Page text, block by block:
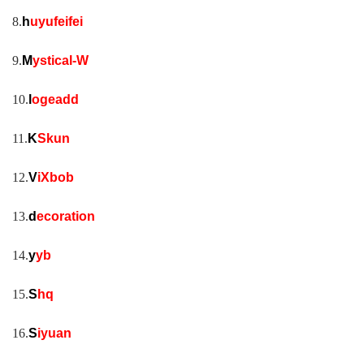
8. huyufeifei
9. Mystical-W
10. ogeadd
11. KSkun
12.ViXbob
13.decoration
14.yyb
15.S hq
16.Siyuan